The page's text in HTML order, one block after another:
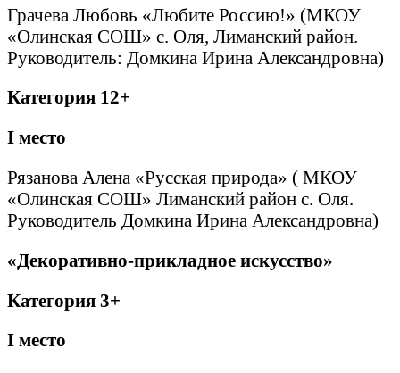
Грачева Любовь «Любите Россию!» (МКОУ
«Олинская СОШ» с. Оля, Лиманский район.
Руководитель: Домкина Ирина Александровна)
Категория 12+
I место
Рязанова Алена «Русская природа» ( МКОУ
«Олинская СОШ» Лиманский район с. Оля.
Руководитель Домкина Ирина Александровна)
«Декоративно-прикладное искусство»
Категория 3+
I место